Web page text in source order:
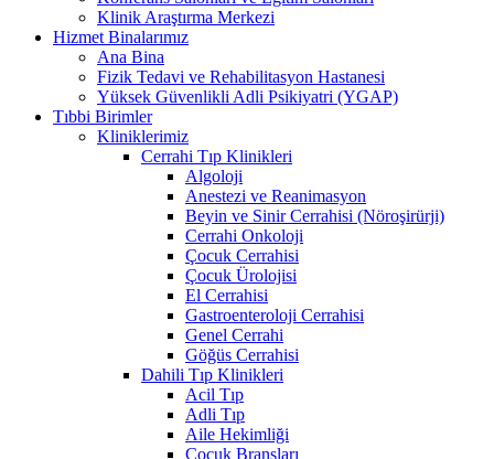
Klinik Araştırma Merkezi
Hizmet Binalarımız
Ana Bina
Fizik Tedavi ve Rehabilitasyon Hastanesi
Yüksek Güvenlikli Adli Psikiyatri (YGAP)
Tıbbi Birimler
Kliniklerimiz
Cerrahi Tıp Klinikleri
Algoloji
Anestezi ve Reanimasyon
Beyin ve Sinir Cerrahisi (Nöroşirürji)
Cerrahi Onkoloji
Çocuk Cerrahisi
Çocuk Ürolojisi
El Cerrahisi
Gastroenteroloji Cerrahisi
Genel Cerrahi
Göğüs Cerrahisi
Dahili Tıp Klinikleri
Acil Tıp
Adli Tıp
Aile Hekimliği
Çocuk Branşları